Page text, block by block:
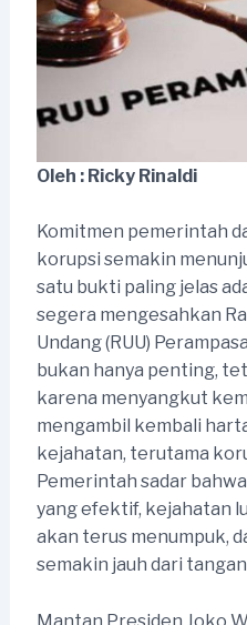
Oleh : Ricky Rinaldi
Komitmen pemerintah
korupsi semakin
satu bukti paling jelas
segera mengesahkan
Undang (RUU)
bukan hanya penting,
karena menyangkut
mengambil kembali
kejahatan, terutama
Pemerintah sadar
yang efektif, kejahatan
akan terus menumpuk,
semakin jauh dari